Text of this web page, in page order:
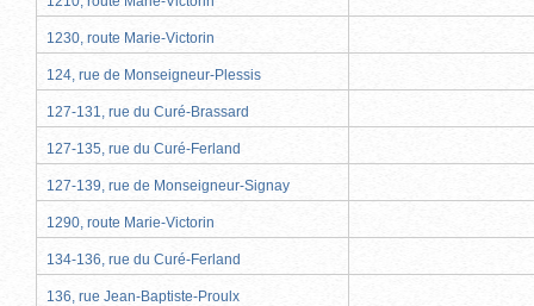
1230, route Marie-Victorin
124, rue de Monseigneur-Plessis
127-131, rue du Curé-Brassard
127-135, rue du Curé-Ferland
127-139, rue de Monseigneur-Signay
1290, route Marie-Victorin
134-136, rue du Curé-Ferland
136, rue Jean-Baptiste-Proulx